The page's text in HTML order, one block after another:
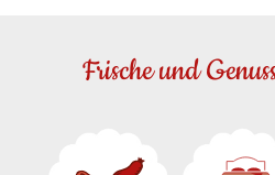
Frische und